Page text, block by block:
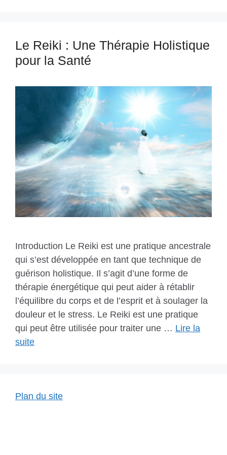
Le Reiki : Une Thérapie Holistique
pour la Santé
Introduction Le Reiki est une pratique ancestrale
qui s’est développée en tant que technique de
guérison holistique. Il s’agit d’une forme de
thérapie énergétique qui peut aider à rétablir
l’équilibre du corps et de l’esprit et à soulager la
douleur et le stress. Le Reiki est une pratique
qui peut être utilisée pour traiter une … Lire la
suite
Plan du site